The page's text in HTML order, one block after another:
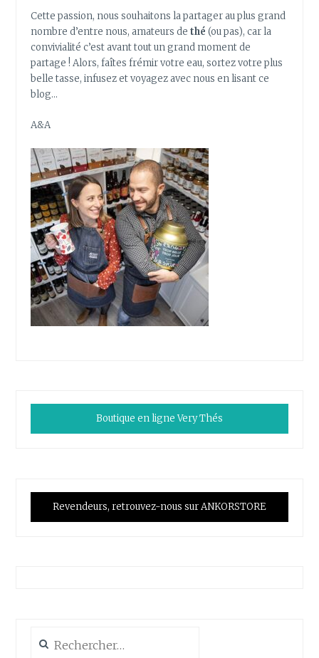
Cette passion, nous souhaitons la partager au plus grand
nombre d’entre nous, amateurs de thé (ou pas), car la
convivialité c’est avant tout un grand moment de
partage ! Alors, faîtes frémir votre eau, sortez votre plus
belle tasse, infusez et voyagez avec nous en lisant ce
blog…
A&A
Boutique en ligne Very Thés
Revendeurs, retrouvez-nous sur ANKORSTORE